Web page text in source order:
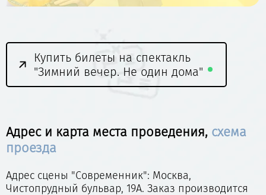
Купить билеты на спектакль
"Зимний вечер. Не один дома"
Адрес и карта места проведения, схема
проезда
Адрес сцены "Современник": Москва,
Чистопрудный бульвар, 19А. Заказ производится